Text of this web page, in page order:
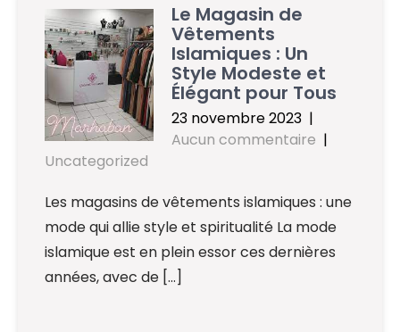
Le Magasin de
Vêtements
Islamiques : Un
Style Modeste et
Élégant pour Tous
23 novembre 2023 |
Aucun commentaire |
Uncategorized
Les magasins de vêtements islamiques : une
mode qui allie style et spiritualité La mode
islamique est en plein essor ces dernières
années, avec de […]